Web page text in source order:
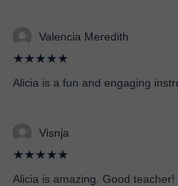
Valencia Meredith
★★★★★
Alicia is a fun and engaging
Visnja
★★★★★
Alicia is amazing. Good